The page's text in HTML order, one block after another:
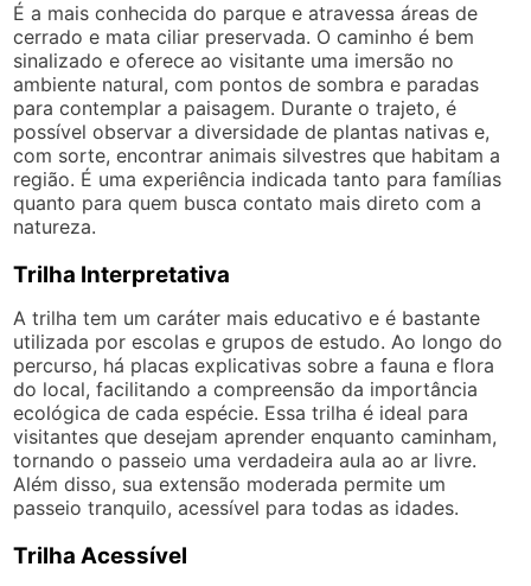
É a mais conhecida do parque e atravessa áreas de
cerrado e mata ciliar preservada. O caminho é bem
sinalizado e oferece ao visitante uma imersão no
ambiente natural, com pontos de sombra e paradas
para contemplar a paisagem. Durante o trajeto, é
possível observar a diversidade de plantas nativas e,
com sorte, encontrar animais silvestres que habitam a
região. É uma experiência indicada tanto para famílias
quanto para quem busca contato mais direto com a
natureza.
Trilha Interpretativa
A trilha tem um caráter mais educativo e é bastante
utilizada por escolas e grupos de estudo. Ao longo do
percurso, há placas explicativas sobre a fauna e flora
do local, facilitando a compreensão da importância
ecológica de cada espécie. Essa trilha é ideal para
visitantes que desejam aprender enquanto caminham,
tornando o passeio uma verdadeira aula ao ar livre.
Além disso, sua extensão moderada permite um
passeio tranquilo, acessível para todas as idades.
Trilha Acessível